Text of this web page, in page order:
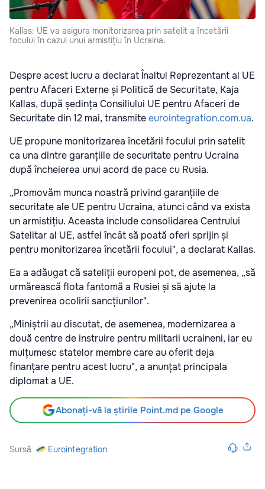
Kallas: UE va asigura monitorizarea prin satelit a încetării
focului în cazul unui armistițiu în Ucraina.
Despre acest lucru a declarat Înaltul Reprezentant al UE
pentru Afaceri Externe și Politică de Securitate, Kaja
Kallas, după ședința Consiliului UE pentru Afaceri de
Securitate din 12 mai, transmiteeurointegration.com.ua.
UE propune monitorizarea încetării focului prin satelit
ca una dintre garanțiile de securitate pentru Ucraina
după încheierea unui acord de pace cu Rusia.
„Promovăm munca noastră privind garanțiile de
securitate ale UE pentru Ucraina, atunci când va exista
un armistițiu. Aceasta include consolidarea Centrului
Satelitar al UE, astfel încât să poată oferi sprijin și
pentru monitorizarea încetării focului", a declarat Kallas.
Ea a adăugat că sateliții europeni pot, de asemenea, „să
urmărească flota fantomă a Rusiei și să ajute la
prevenirea ocolirii sancțiunilor".
„Miniștrii au discutat, de asemenea, modernizarea a
două centre de instruire pentru militarii ucraineni, iar eu
mulțumesc statelor membre care au oferit deja
finanțare pentru acest lucru", a anunțat principala
diplomat a UE.
Abonați-vă la știrile Point.md pe Google
Sursă Eurointegration